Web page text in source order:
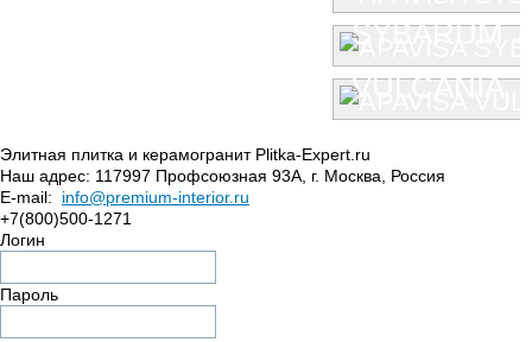
SYBARUM
VULCANIA
Элитная плитка и керамогранит Plitka-Expert.ru
Наш адрес: 117997 Профсоюзная 93А г. Москва
Россия
E-mail:
info@premium-interior.ru
+7(800)500-1271
Логин
Пароль